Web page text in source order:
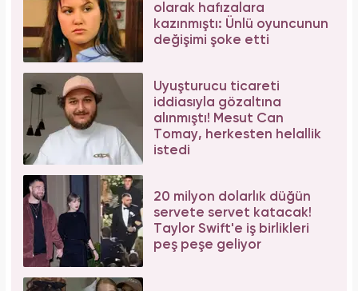
olarak hafızalara
kazınmıştı: Ünlü oyuncunun
değişimi şoke etti
Uyuşturucu ticareti
iddiasıyla gözaltına
alınmıştı! Mesut Can
Tomay, herkesten helallik
istedi
20 milyon dolarlık düğün
servete servet katacak!
Taylor Swift'e iş birlikleri
peş peşe geliyor